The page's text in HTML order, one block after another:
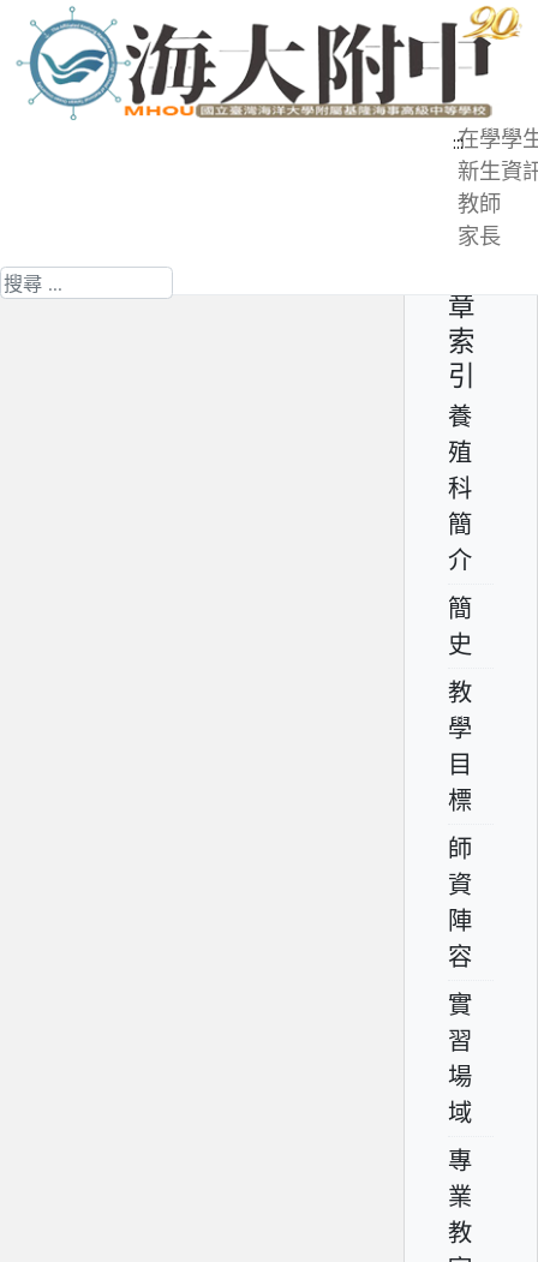
到
:::在學學
新生資
教師
家長
搜尋
章
索
引
養
殖
科
簡
介
簡
史
教
學
目
標
師
資
陣
容
實
習
場
域
專
業
教